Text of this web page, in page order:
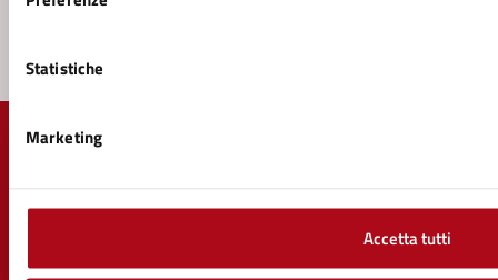
Statistiche
Marketing
Accetta tutti
Quanto sono chiare le informazioni su questa
Valuta 5 stelle su 5
Valuta 4 stelle su 5
Valuta 3 stelle su 5
Valuta 2 stelle su 5
Valuta 1 stelle su 5